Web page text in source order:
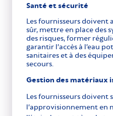
Santé et sécurité
Les fournisseurs doivent
sûr, mettre en place des
des risques, former
garantir l’accès à l’eau
sanitaires et à des
secours.
Gestion des matériaux
Les fournisseurs doivent
l’approvisionnement en